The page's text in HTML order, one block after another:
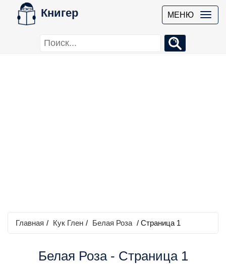
Книгер МЕНЮ
Главная / Кук Глен / Белая Роза / Страница 1
Белая Роза - Страница 1